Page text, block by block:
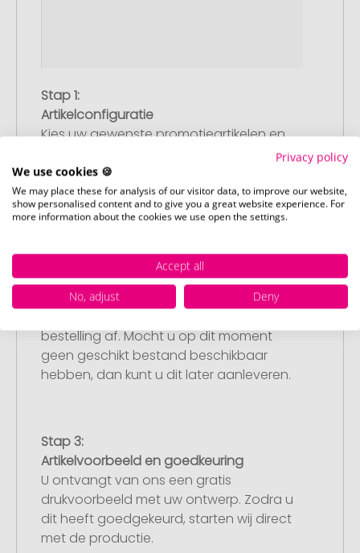
Stap 1:
Artikelconfiguratie
Kies uw gewenste promotieartikelen en
pas deze aan naar uw wensen. Plaats
vervolgens de geconfigureerde artikelen
in uw winkelwagen.
Stap 2:
Upload van uw logo of ontwerp
Upload uw logo of ontwerp op onze
bestelling af. Mocht u op dit moment
geen geschikt bestand beschikbaar
hebben, dan kunt u dit later aanleveren.
Stap 3:
Artikelvoorbeeld en goedkeuring
U ontvangt van ons een gratis
drukvoorbeeld met uw ontwerp. Zodra u
dit heeft goedgekeurd, starten wij direct
met de productie.
Privacy policy
We use cookies 🍪
We may place these for analysis of our visitor data, to improve our website,
show personalised content and to give you a great website experience. For
more information about the cookies we use open the settings.
Accept all
No, adjust
Deny